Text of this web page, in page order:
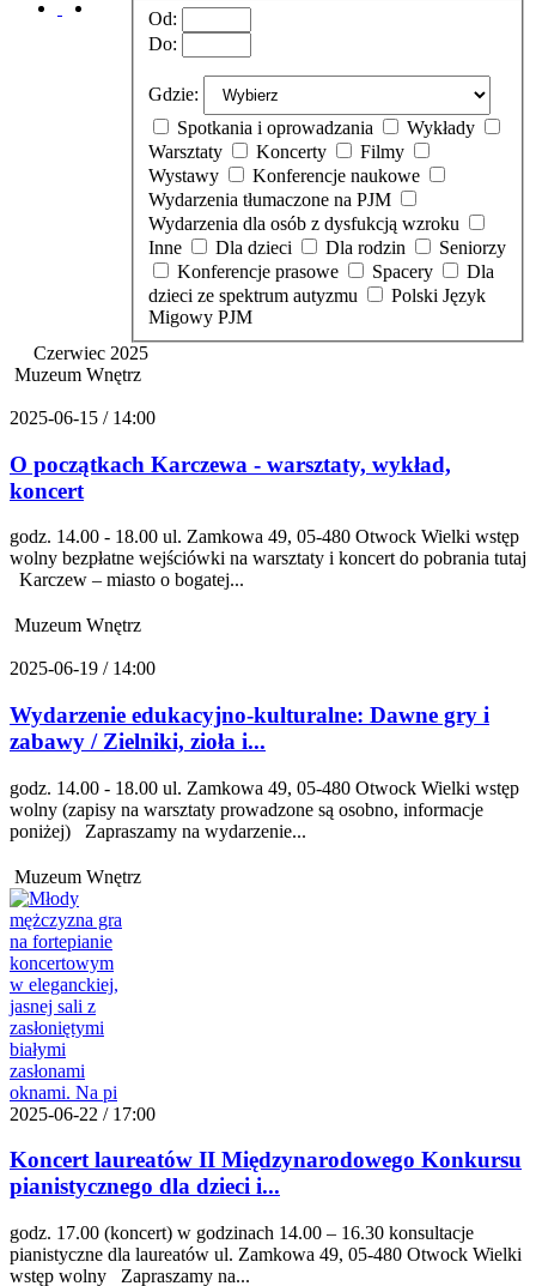
Od:
Do:
Gdzie:
Spotkania i oprowadzania
Wykłady
Warsztaty
Koncerty
Filmy
Wystawy
Konferencje naukowe
Wydarzenia tłumaczone na PJM
Wydarzenia dla osób z dysfukcją wzroku
Inne
Dla dzieci Dla rodzin
Seniorzy
Konferencje prasowe
Spacery
dzieci ze spektrum autyzmu
Migowy PJM
Czerwiec 2025
Muzeum Wnętrz
2025-06-15 / 14:00
O początkach Karczewa - warsztaty, wykład,
koncert
godz. 14.00 - 18.00 ul. Zamkowa 49, 05-480 Otwock Wielki wstęp
wolny bezpłatne wejściówki na warsztaty i koncert do pobrania tutaj
Karczew – miasto o bogatej...
Muzeum Wnętrz
2025-06-19 / 14:00
Wydarzenie edukacyjno-kulturalne: Dawne gry i
zabawy / Zielniki, zioła i...
godz. 14.00 - 18.00 ul. Zamkowa 49, 05-480 Otwock Wielki wstęp
wolny (zapisy na warsztaty prowadzone są osobno, informacje
poniżej) Zapraszamy na wydarzenie...
Muzeum Wnętrz
2025-06-22 / 17:00
Koncert laureatów II Międzynarodowego Konkursu
pianistycznego dla dzieci i...
godz. 17.00 (koncert) w godzinach 14.00 – 16.30 konsultacje
pianistyczne dla laureatów ul. Zamkowa 49, 05-480 Otwock Wielki
wstęp wolny Zapraszamy na...